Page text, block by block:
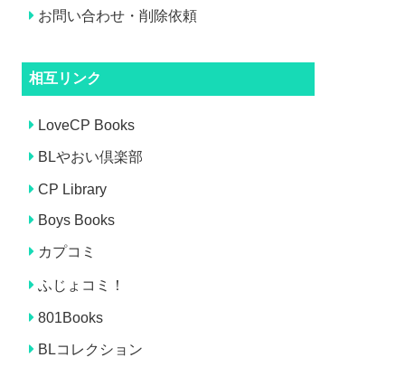
お問い合わせ・削除依頼
相互リンク
LoveCP Books
BLやおい倶楽部
CP Library
Boys Books
カプコミ
ふじょコミ！
801Books
BLコレクション